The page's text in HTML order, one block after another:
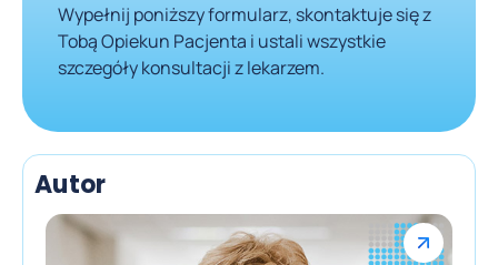
Wypełnij poniższy formularz, skontaktuje się z
Tobą Opiekun Pacjenta i ustali wszystkie
szczegóły konsultacji z lekarzem.
Autor